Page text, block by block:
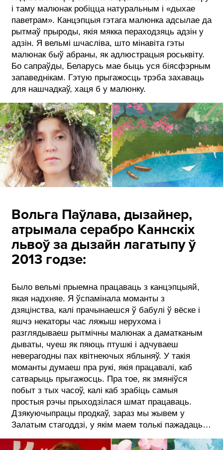
і таму малюнак робіцца натуральным і «дыхае
паветрам». Канцэпцыя гэтага малюнка адсылае да
рытмаў прыроды, якія мякка пераходзяць адзін у
адзін. Я вельмі шчасліва, што мінавіта гэты
малюнак быў абраны, як адлюстрацыя роськвіту.
Бо сапраўды, Беларусь мае быць уся біясфэрным
запаведнікам. Гэтую прыгажосць трэба захаваць
для нашчадкаў, хаця б у малюнку.
Вольга Паўлава, дызайнер,
атрымала серабро Каннскіх
львоў за дызайн лагатыпу ў
2013 годзе:
Было вельмі прыемна працаваць з канцэпцыяй,
якая надхняе. Я ўспамінала моманты з
дзяцінства, калі прачынаешся ў бабулі ў вёске і
яшчэ некаторы час ляжыш нерухома і
разглядываеш рытмічны малюнак а даматканым
дываты, чуеш як пяюць птушкі і адчуваеш
неверагодны пах квітнеючых яблыняў. У такія
моманты думаеш пра рукі, якія працавалі, каб
сатварыць прыгажосць. Пра тое, як змяніўся
побыт з тых часоў, калі каб зрабіць самыя
простыя рэчы прыходзілася шмат працаваць.
Дзякуючыпрацы продкаў, зараз мы жывем у
Залатым стагоддзі, у якім маем толькі пажадаць…